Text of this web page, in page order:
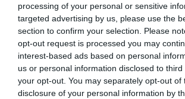
processing of your personal or sensitive
targeted advertising by us, please use the
section to confirm your selection. Please
opt-out request is processed you may
interest-based ads based on personal
us or personal information disclosed to
your opt-out. You may separately opt-out of
disclosure of your personal information by
A felvétel nem mutatja, hogy a
elejtették volna a borjút, ezért a
fogalmaznak. Támadásról és
kísérletről beszélnek,írjaaz
megfigyelés így is jelentős, mert